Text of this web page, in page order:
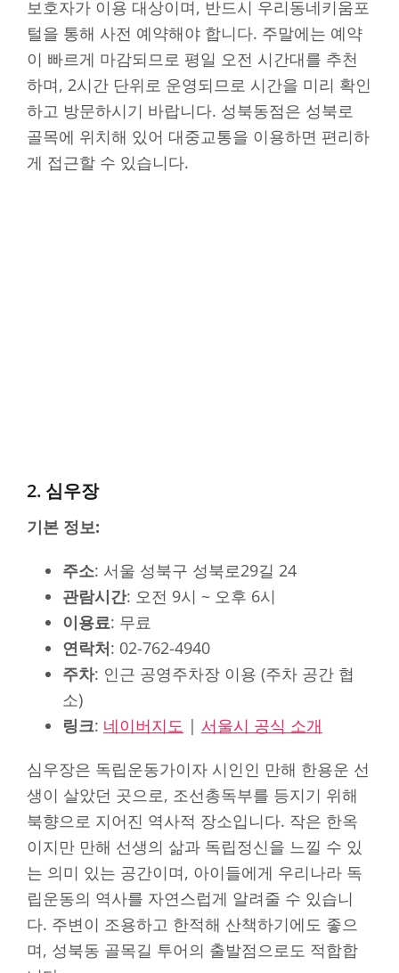
보호자가 이용 대상이며, 반드시 우리동네키움포
털을 통해 사전 예약해야 합니다. 주말에는 예약
이 빠르게 마감되므로 평일 오전 시간대를 추천
하며, 2시간 단위로 운영되므로 시간을 미리 확인
하고 방문하시기 바랍니다. 성북동점은 성북로
골목에 위치해 있어 대중교통을 이용하면 편리하
게 접근할 수 있습니다.
2. 심우장
기본 정보:
주소: 서울 성북구 성북로29길 24
관람시간: 오전 9시 ~ 오후 6시
이용료: 무료
연락처: 02-762-4940
주차: 인근 공영주차장 이용 (주차 공간 협
소)
링크: 네이버지도 | 서울시 공식 소개
심우장은 독립운동가이자 시인인 만해 한용운 선
생이 살았던 곳으로, 조선총독부를 등지기 위해
북향으로 지어진 역사적 장소입니다. 작은 한옥
이지만 만해 선생의 삶과 독립정신을 느낄 수 있
는 의미 있는 공간이며, 아이들에게 우리나라 독
립운동의 역사를 자연스럽게 알려줄 수 있습니
다. 주변이 조용하고 한적해 산책하기에도 좋으
며, 성북동 골목길 투어의 출발점으로도 적합합